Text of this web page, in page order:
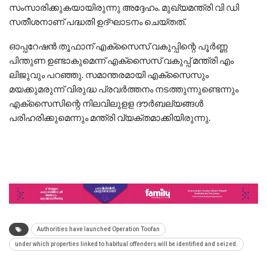
സംസാരിക്കുകയായിരുന്നു അദ്ദേഹം. മുഖ്യമന്ത്രി വി ഡി
സതീശനാണ് പദ്ധതി ഉദ്ഘാടനം ചെയ്തത്.
ഓപ്പറേഷന്‍ തൂഫാന് എക്സൈസ് വകുപ്പിന്റെ പൂര്‍ണ്ണ
പിന്തുണ ഉണ്ടാകുമെന്ന് എക്സൈസ് വകുപ്പ് മന്ത്രി എം
ലിജുവും പറഞ്ഞു. സമാന്തരമായി എക്സൈസും
മയക്കുമരുന്ന് വിരുദ്ധ പ്രവര്‍ത്തനം നടത്തുന്നുണ്ടെന്നും
എക്സൈസിന്റെ നിലവിലുളള ദൗര്‍ബല്യങ്ങള്‍
പരിഹരിക്കുമെന്നും മന്ത്രി വ്യക്തമാക്കിയിരുന്നു.
Authorities have launched Operation Toofan
under which properties linked to habitual offenders will be identified and seized.